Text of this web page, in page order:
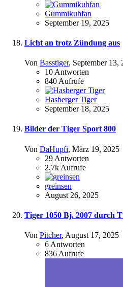
Gummikuhfan
September 19, 2025
Licht an trotz Zündung aus
Von Basstiger, September 13,
10 Antworten
840 Aufrufe
Hasberger Tiger
September 18, 2025
Bilder der Tiger Sport 800
Von DaHupfi, März 19, 2025
29 Antworten
2,7k Aufrufe
greinsen
August 26, 2025
Tiger 1050 Bj. 2007 durch
Von Pitcher, August 17, 2025
6 Antworten
836 Aufrufe